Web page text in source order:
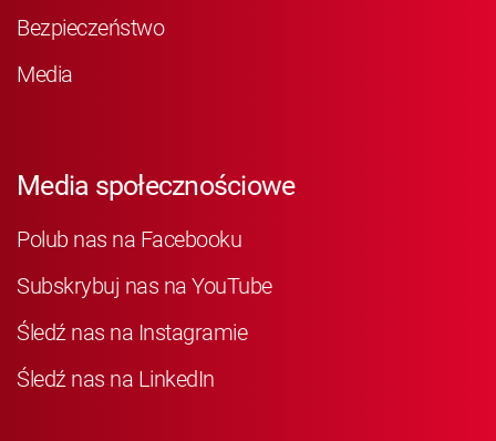
Bezpieczeństwo
Media
Media społecznościowe
Polub nas na Facebooku
Subskrybuj nas na YouTube
Śledź nas na Instagramie
Śledź nas na LinkedIn